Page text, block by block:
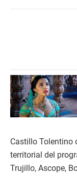
Castillo Tolentino
territorial del
Trujillo, Ascope,